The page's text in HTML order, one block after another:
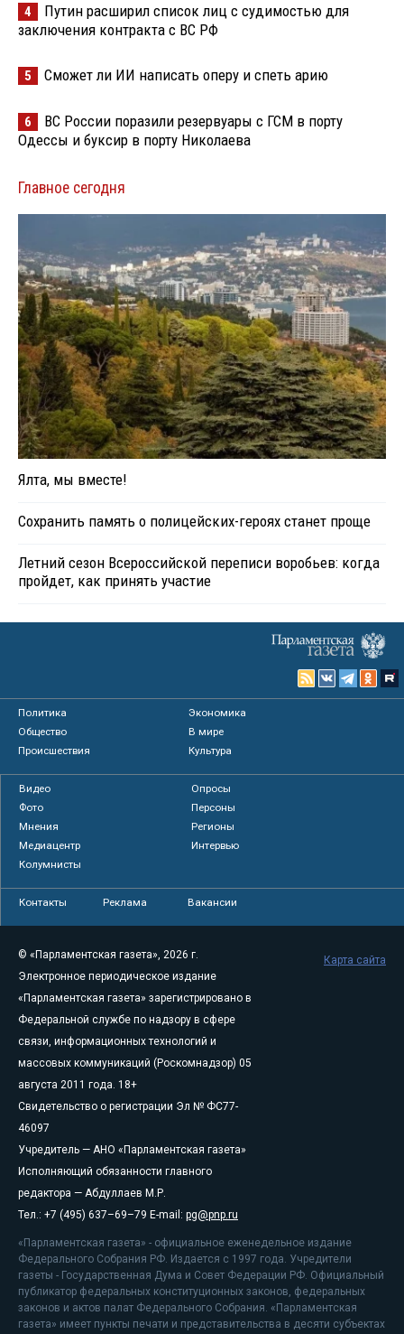
4
Путин расширил список лиц с судимостью для
заключения контракта с ВС РФ
5 Сможет ли ИИ написать оперу и спеть арию
6
ВС России поразили резервуары с ГСМ в порту
Одессы и буксир в порту Николаева
Главное сегодня
Ялта, мы вместе!
Сохранить память о полицейских-героях станет проще
Летний сезон Всероссийской переписи воробьев: когда
пройдет, как принять участие
Политика
Экономика
Общество
В мире
Происшествия
Культура
Видео
Опросы
Фото
Персоны
Мнения
Регионы
Медиацентр
Интервью
Колумнисты
Контакты Реклама Вакансии
© «Парламентская газета», 2026 г.
Электронное периодическое издание
«Парламентская газета» зарегистрировано в
Федеральной службе по надзору в сфере
связи, информационных технологий и
массовых коммуникаций (Роскомнадзор) 05
августа 2011 года. 18+
Свидетельство о регистрации Эл № ФС77-
46097
Учредитель — АНО «Парламентская газета»
Исполняющий обязанности главного
редактора — Абдуллаев М.Р.
Тел.: +7 (495) 637–69–79 E-mail: pg@pnp.ru
«Парламентская газета» - официальное еженедельное издание
Федерального Собрания РФ. Издается с 1997 года. Учредители
газеты - Государственная Дума и Совет Федерации РФ. Официальный
публикатор федеральных конституционных законов, федеральных
законов и актов палат Федерального Собрания. «Парламентская
газета» имеет пункты печати и представительства в десяти субъектах
Карта сайта